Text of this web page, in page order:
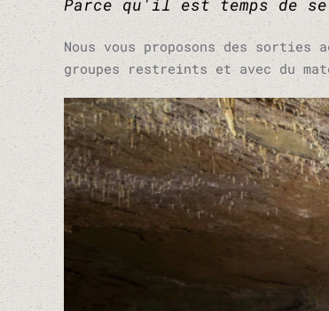
Parce qu'il est temps de
Nous vous proposons des
groupes restreints et avec du